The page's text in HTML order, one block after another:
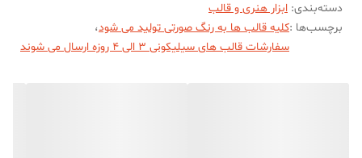
دسته‌بندی: ابزار هنری و قالب
برچسب‌ها :کلیه قالب ها به رنگ صورتی تولید می شود،
سفارشات قالب های سیلیکونی 3 الی 4 روزه ارسال می شوند